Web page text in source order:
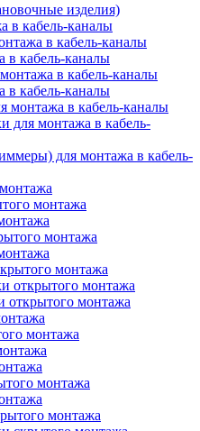
изделия)
в кабель-каналы
в кабель-каналы
в кабель-каналы
в кабель-каналы
в кабель-каналы
монтажа в кабель-каналы
для монтажа в кабель-
для монтажа в кабель-
монтажа
монтажа
монтажа
открытого монтажа
монтажа
монтажа
монтажа
монтажа